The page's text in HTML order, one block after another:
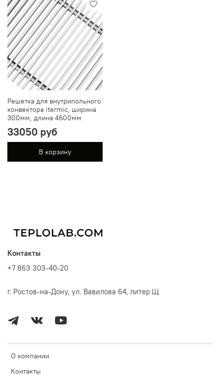
Решетка для внутрипольного
конвектора itermic, ширина
300мм, длина 4600мм
33050 руб
В корзину
О компании
Контакты
Контакты
+7 863 303-40-20
г. Ростов-на-Дону, ул. Вавилова 64, литер Щ